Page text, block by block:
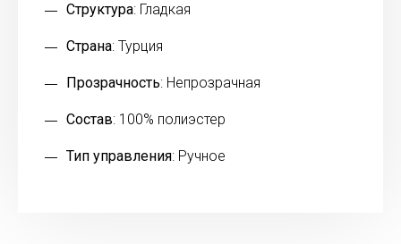
Структура: Гладкая
Страна: Турция
Прозрачность: Непрозрачная
Состав: 100% полиэстер
Тип управления: Ручное